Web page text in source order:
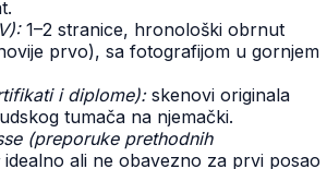
1–2 stranice, hronološki obrnut
prvo), sa fotografijom u gornjem
i diplome):skenovi originala
tumača na njemački.
(preporuke prethodnih
idealno ali ne obavezno za prvi posao